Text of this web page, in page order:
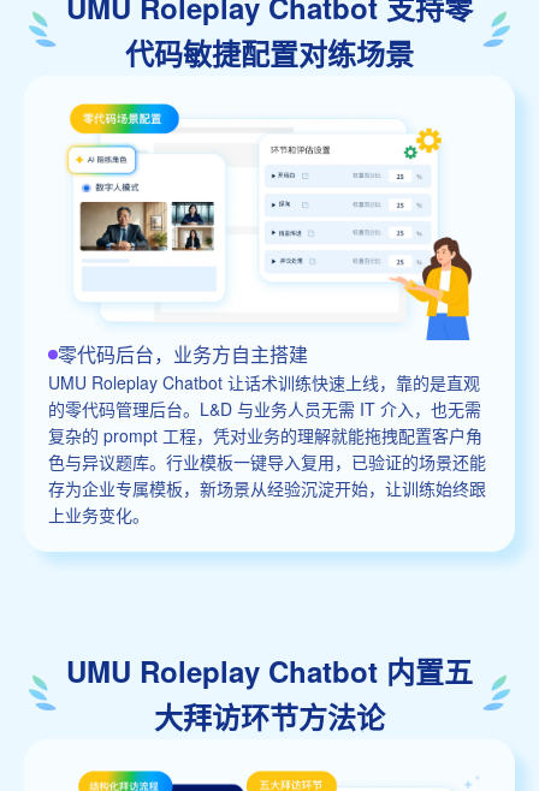
代码敏捷配置对练场景
零代码后台，业务方自主搭建
UMU Roleplay Chatbot 让话术训练快速上线，靠的是直观
的零代码管理后台。L&D 与业务人员无需 IT 介入，也无需
复杂的 prompt 工程，凭对业务的理解就能拖拽配置客户角
色与异议题库。行业模板一键导入复用，已验证的场景还能
存为企业专属模板，新场景从经验沉淀开始，让训练始终跟
上业务变化。
UMU Roleplay Chatbot 内置五
大拜访环节方法论